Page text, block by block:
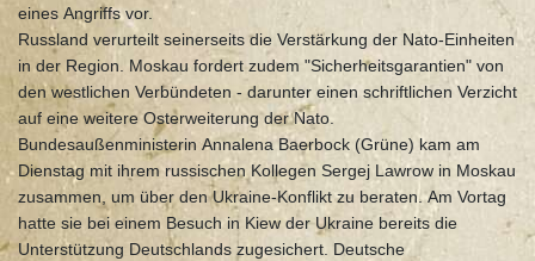
eines Angriffs vor.
Russland verurteilt seinerseits die Verstärkung der Nato-Einheiten
in der Region. Moskau fordert zudem "Sicherheitsgarantien" von
den westlichen Verbündeten - darunter einen schriftlichen Verzicht
auf eine weitere Osterweiterung der Nato.
Bundesaußenministerin Annalena Baerbock (Grüne) kam am
Dienstag mit ihrem russischen Kollegen Sergej Lawrow in Moskau
zusammen, um über den Ukraine-Konflikt zu beraten. Am Vortag
hatte sie bei einem Besuch in Kiew der Ukraine bereits die
Unterstützung Deutschlands zugesichert. Deutsche